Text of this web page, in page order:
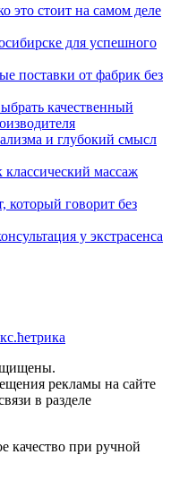
это стоит на самом деле
для успешного
поставки от фабрик без
качественный
и глубокий смысл
классический массаж
который говорит без
у экстрасенса
рекламы на сайте
в разделе
качество при ручной